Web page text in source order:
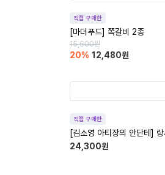
직접 구매한
[마더푸드] 쪽갈비 2종
15,600원
20% 12,480원
직접 구매한
[김소영 아티장의 안단테]
24,300원